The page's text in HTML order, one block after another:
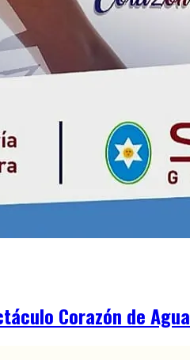
Corazón de Agua